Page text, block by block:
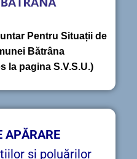
Pentru Situații de
Bătrâna
la pagina S.V.S.U.)
APĂRARE
și poluărilor